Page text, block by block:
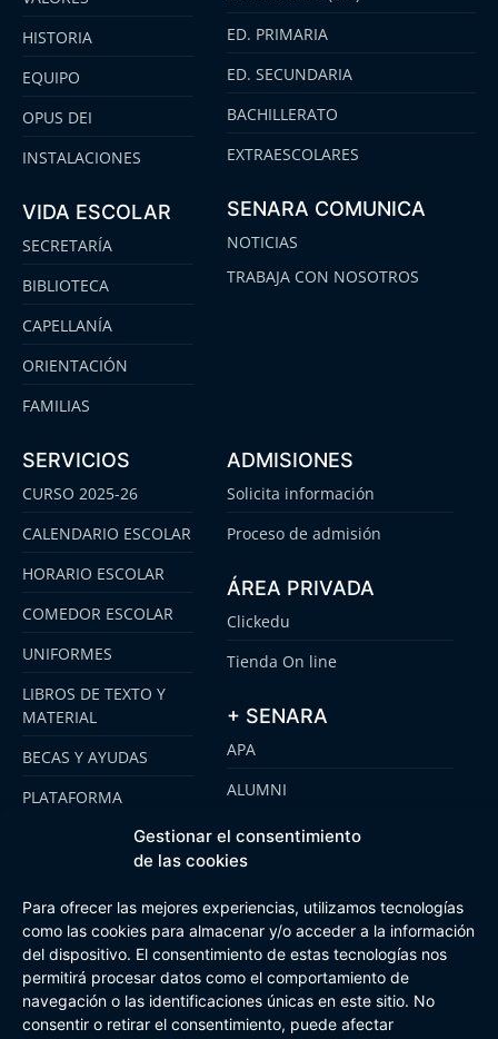
Gestionar el consentimiento
de las cookies
Para ofrecer las mejores experiencias, utilizamos tecnologías
como las cookies para almacenar y/o acceder a la información
del dispositivo. El consentimiento de estas tecnologías nos
permitirá procesar datos como el comportamiento de
navegación o las identificaciones únicas en este sitio. No
consentir o retirar el consentimiento, puede afectar
HISTORIA
EQUIPO
OPUS DEI
INSTALACIONES
VIDA ESCOLAR
SECRETARÍA
BIBLIOTECA
CAPELLANÍA
ORIENTACIÓN
FAMILIAS
ED. PRIMARIA
ED. SECUNDARIA
BACHILLERATO
EXTRAESCOLARES
SENARA COMUNICA
NOTICIAS
TRABAJA CON NOSOTROS
SERVICIOS
CURSO 2025-26
CALENDARIO ESCOLAR
HORARIO ESCOLAR
COMEDOR ESCOLAR
UNIFORMES
LIBROS DE TEXTO Y
MATERIAL
BECAS Y AYUDAS
PLATAFORMA
EMOOTI COLEGIOS
ADMISIONES
Solicita información
Proceso de admisión
ÁREA PRIVADA
Clickedu
Tienda On line
+ SENARA
APA
ALUMNI
SENARA SENIOR
FUNDACIÓN SENARA
Aviso Legal Política de cookies
Canal de Información Interna
Buzón Plan Regional